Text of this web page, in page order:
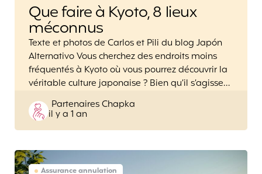
Que faire à Kyoto, 8 lieux
méconnus
Texte et photos de Carlos et Pili du blog Japón
Alternativo Vous cherchez des endroits moins
fréquentés à Kyoto où vous pourrez découvrir la
véritable culture japonaise ? Bien qu’il s’agisse…
Posted
by
Partenaires Chapka
il y a 1 an
Assurance annulation